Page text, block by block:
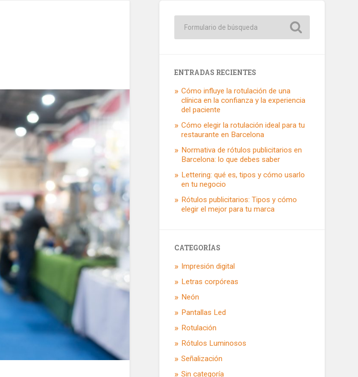
ENTRADAS RECIENTES
Cómo influye la rotulación de una
clínica en la confianza y la experiencia
del paciente
Cómo elegir la rotulación ideal para tu
restaurante en Barcelona
Normativa de rótulos publicitarios en
Barcelona: lo que debes saber
Lettering: qué es, tipos y cómo usarlo
en tu negocio
Rótulos publicitarios: Tipos y cómo
elegir el mejor para tu marca
CATEGORÍAS
Impresión digital
Letras corpóreas
Neón
Pantallas Led
Rotulación
Rótulos Luminosos
Señalización
Sin categoría